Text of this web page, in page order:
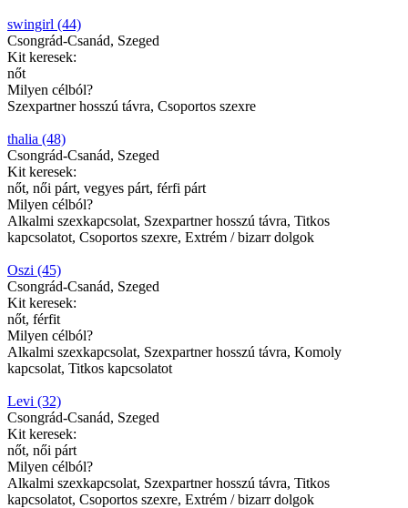
swingirl (44)
Csongrád-Csanád, Szeged
Kit keresek:
nőt
Milyen célból?
Szexpartner hosszú távra, Csoportos szexre
thalia (48)
Csongrád-Csanád, Szeged
Kit keresek:
nőt, női párt, vegyes párt, férfi párt
Milyen célból?
Alkalmi szexkapcsolat, Szexpartner hosszú távra, Titkos
kapcsolatot, Csoportos szexre, Extrém / bizarr dolgok
Oszi (45)
Csongrád-Csanád, Szeged
Kit keresek:
nőt, férfit
Milyen célból?
Alkalmi szexkapcsolat, Szexpartner hosszú távra, Komoly
kapcsolat, Titkos kapcsolatot
Levi (32)
Csongrád-Csanád, Szeged
Kit keresek:
nőt, női párt
Milyen célból?
Alkalmi szexkapcsolat, Szexpartner hosszú távra, Titkos
kapcsolatot, Csoportos szexre, Extrém / bizarr dolgok